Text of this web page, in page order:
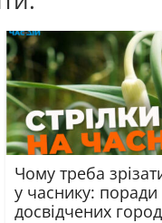
Чому треба
у часнику: поради
досвідчених